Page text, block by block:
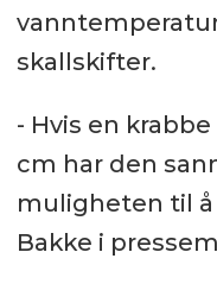
skallskifter.
- Hvis en
cm har den
muligheten til å
Bakke i